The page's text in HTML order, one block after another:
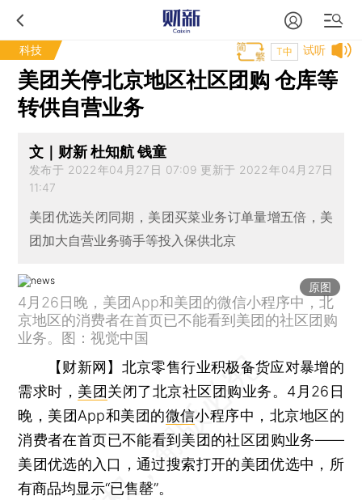
科技 试听
T中
美团关停北京地区社区团购 仓库等
转供自营业务
文｜财新 杜知航 钱童
发布于 2022年04月27日 07:09 更新于 2022年04月27日
11:47
美团优选关闭同期，美团买菜业务订单量增五倍，美
团加大自营业务骑手等投入保供北京
原图
4月26日晚，美团App和美团的微信小程序中，北
京地区的消费者在首页已不能看到美团的社区团购
业务。图：视觉中国
【财新网】 北京零售行业积极备货应对暴增的
需求时， 美团关闭了北京社区团购业务。4月26日
晚，美团App和美团的微信小程序中，北京地区的
消费者在首页已不能看到美团的社区团购业务——
美团优选的入口，通过搜索打开的美团优选中，所
有商品均显示“已售罄”。